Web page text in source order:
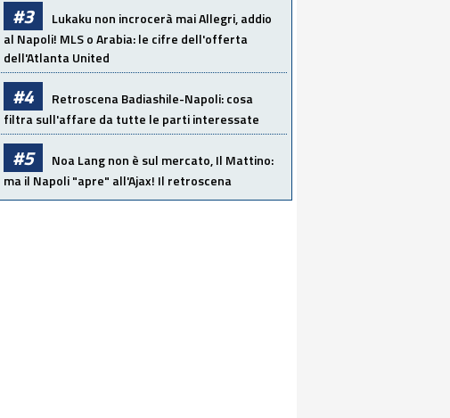
#3
Lukaku non incrocerà mai Allegri, addio
al Napoli! MLS o Arabia: le cifre dell'offerta
dell'Atlanta United
#4
Retroscena Badiashile-Napoli: cosa
filtra sull'affare da tutte le parti interessate
#5
Noa Lang non è sul mercato, Il Mattino:
ma il Napoli "apre" all'Ajax! Il retroscena